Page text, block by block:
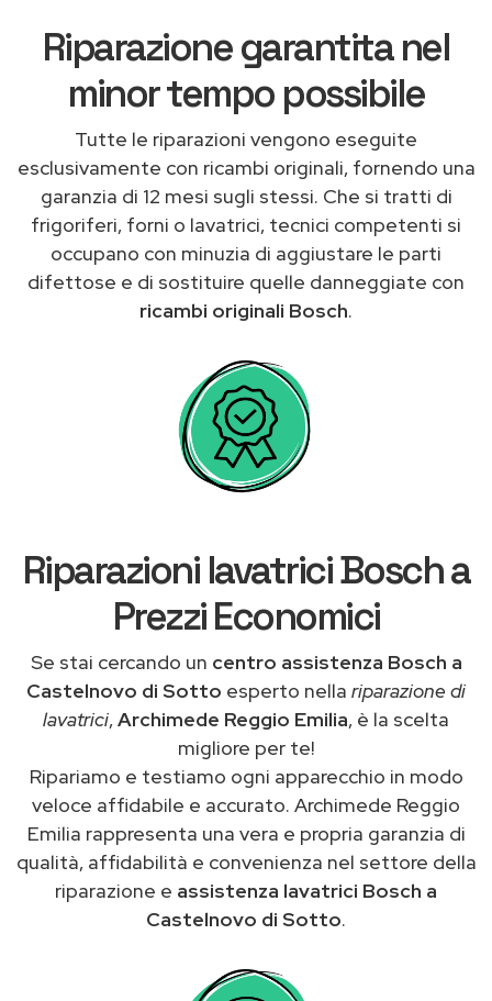
Riparazione garantita nel
minor tempo possibile
Tutte le riparazioni vengono eseguite
esclusivamente con ricambi originali, fornendo una
garanzia di 12 mesi sugli stessi. Che si tratti di
frigoriferi, forni o lavatrici, tecnici competenti si
occupano con minuzia di aggiustare le parti
difettose e di sostituire quelle danneggiate con
ricambi originali Bosch.
Riparazioni lavatrici Bosch a
Prezzi Economici
Se stai cercando un centro assistenza Bosch a
Castelnovo di Sotto esperto nella riparazione di
lavatrici,Archimede Reggio Emilia, è la scelta
migliore per te!
Ripariamo e testiamo ogni apparecchio in modo
veloce affidabile e accurato. Archimede Reggio
Emilia rappresenta una vera e propria garanzia di
qualità, affidabilità e convenienza nel settore della
riparazione e assistenza lavatrici Bosch a
Castelnovo di Sotto.